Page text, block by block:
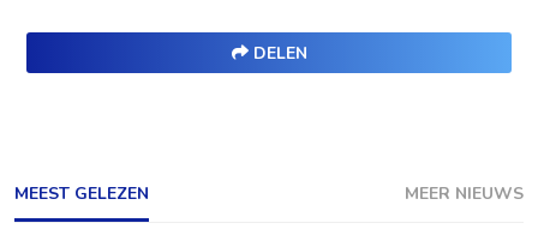
DELEN
MEEST GELEZEN MEER NIEUWS